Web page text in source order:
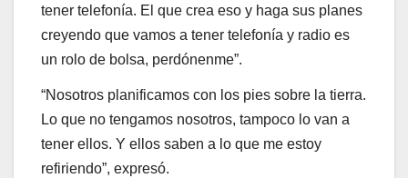
tener telefonía. El que crea eso y haga sus planes
creyendo que vamos a tener telefonía y radio es
un rolo de bolsa, perdónenme”.
“Nosotros planificamos con los pies sobre la tierra.
Lo que no tengamos nosotros, tampoco lo van a
tener ellos. Y ellos saben a lo que me estoy
refiriendo”, expresó.